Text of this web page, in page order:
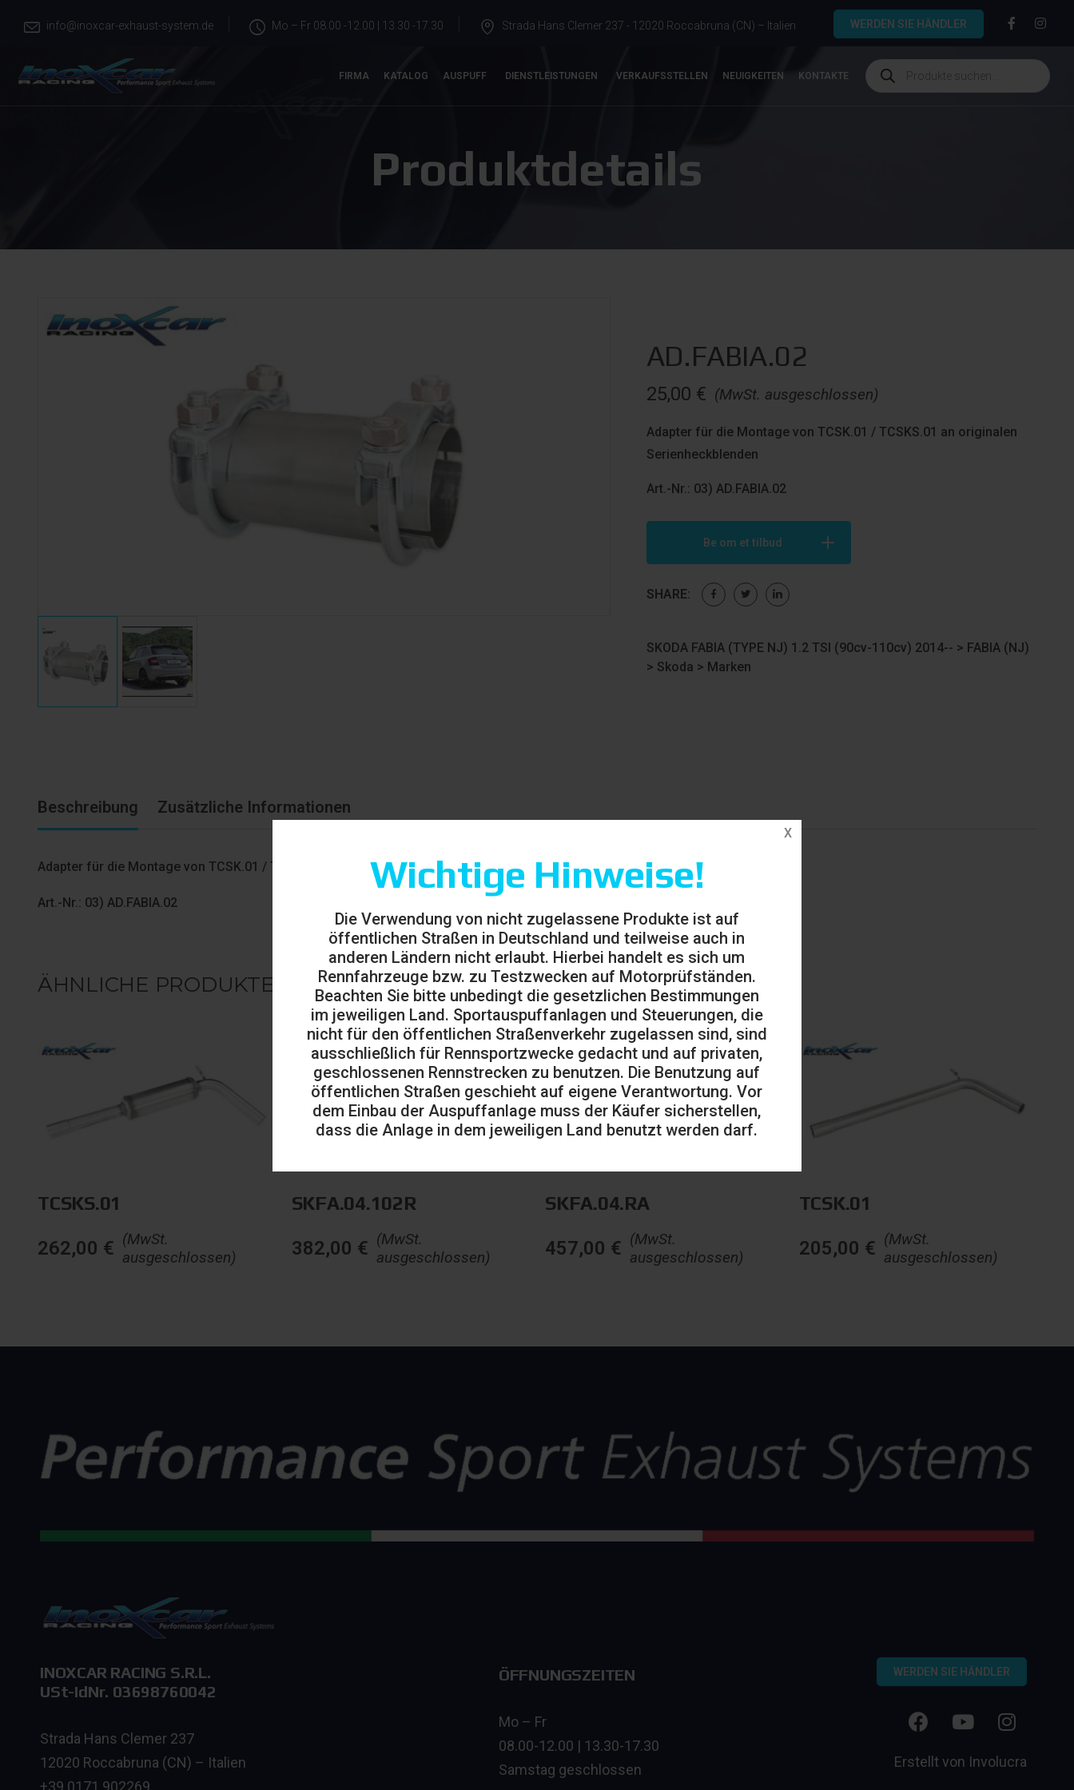
Wichtige Hinweise!
Die Verwendung von nicht zugelassene Produkte ist auf
öffentlichen Straßen in Deutschland und teilweise auch in
anderen Ländern nicht erlaubt. Hierbei handelt es sich um
Rennfahrzeuge bzw. zu Testzwecken auf Motorprüfständen.
Beachten Sie bitte unbedingt die gesetzlichen Bestimmungen
im jeweiligen Land. Sportauspuffanlagen und Steuerungen, die
nicht für den öffentlichen Straßenverkehr zugelassen sind, sind
ausschließlich für Rennsportzwecke gedacht und auf privaten,
geschlossenen Rennstrecken zu benutzen. Die Benutzung auf
öffentlichen Straßen geschieht auf eigene Verantwortung. Vor
dem Einbau der Auspuffanlage muss der Käufer sicherstellen,
dass die Anlage in dem jeweiligen Land benutzt werden darf.
info@inoxcar-exhaust-system.de Mo – Fr 08.00 -12.00 | 13.30 -17.30 Strada Hans Clemer 237 - 12020 Roccabruna (CN) – Italien WERDEN SIE HÄNDLER
FIRMA KATALOG AUSPUFF DIENSTLEISTUNGEN VERKAUFSSTELLEN NEUIGKEITEN KONTAKTE
Produktdetails
AD.FABIA.02
(MwSt. ausgeschlossen)
25,00 €
Adapter für die Montage von TCSK.01 / TCSKS.01 an originalen
Serienheckblenden
Art.-Nr.: 03) AD.FABIA.02
Be om et tilbud
SHARE:
SKODA FABIA (TYPE NJ) 1.2 TSI (90cv-110cv) 2014-- > FABIA (NJ)
> Skoda > Marken
Beschreibung Zusätzliche Informationen
Adapter für die Montage von TCSK.01 / TCSKS.01 an originalen Serienheckblenden
Art.-Nr.: 03) AD.FABIA.02
ÄHNLICHE PRODUKTE
TCSKS.01
(MwSt.
ausgeschlossen)
262,00 €
SKFA.04.102R
(MwSt.
ausgeschlossen)
382,00 €
SKFA.04.RA
(MwSt.
ausgeschlossen)
457,00 €
TCSK.01
(MwSt.
ausgeschlossen)
205,00 €
INOXCAR RACING S.R.L.
USt-IdNr. 03698760042
Strada Hans Clemer 237
12020 Roccabruna (CN) – Italien
+39 0171 902269
ÖFFNUNGSZEITEN
Mo – Fr
08.00-12.00 | 13.30-17.30
Samstag geschlossen
WERDEN SIE HÄNDLER
Erstellt von Involucra